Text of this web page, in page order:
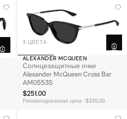
3 ЦВЕТА
ALEXANDER MCQUEEN
Солнцезащитные очки
Alexander McQueen Cross Bar
AM0553S
$251.00
Рекомендованная цена : $335.00